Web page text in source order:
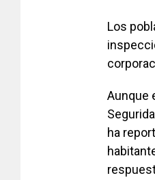
Los
Aunque
ha